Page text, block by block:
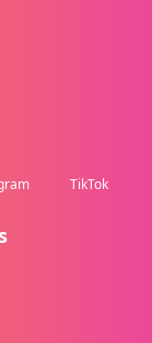
TikTok